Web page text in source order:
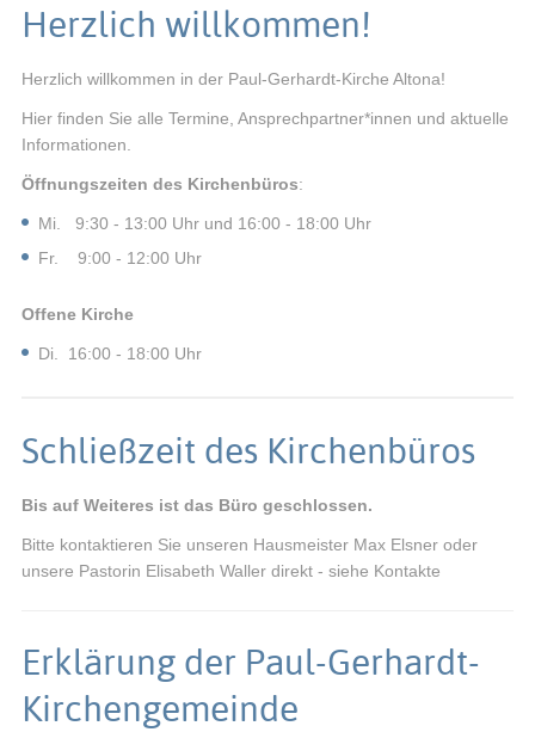
Herzlich willkommen!
Herzlich willkommen in der Paul-Gerhardt-Kirche Altona!
Hier finden Sie alle Termine, Ansprechpartner*innen und aktuelle
Informationen.
Öffnungszeiten des Kirchenbüros:
Mi. 9:30 - 13:00 Uhr und 16:00 - 18:00 Uhr
Fr. 9:00 - 12:00 Uhr
Offene Kirche
Di. 16:00 - 18:00 Uhr
Schließzeit des Kirchenbüros
Bis auf Weiteres ist das Büro geschlossen.
Bitte kontaktieren Sie unseren Hausmeister Max Elsner oder
unsere Pastorin Elisabeth Waller direkt - siehe Kontakte
Erklärung der Paul-Gerhardt-
Kirchengemeinde